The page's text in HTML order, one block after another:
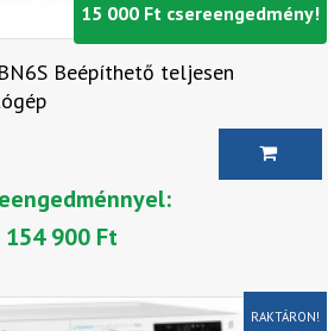
15 000 Ft csereengedmény!
Beépíthető teljesen
154 900 Ft
RAKTÁRON!